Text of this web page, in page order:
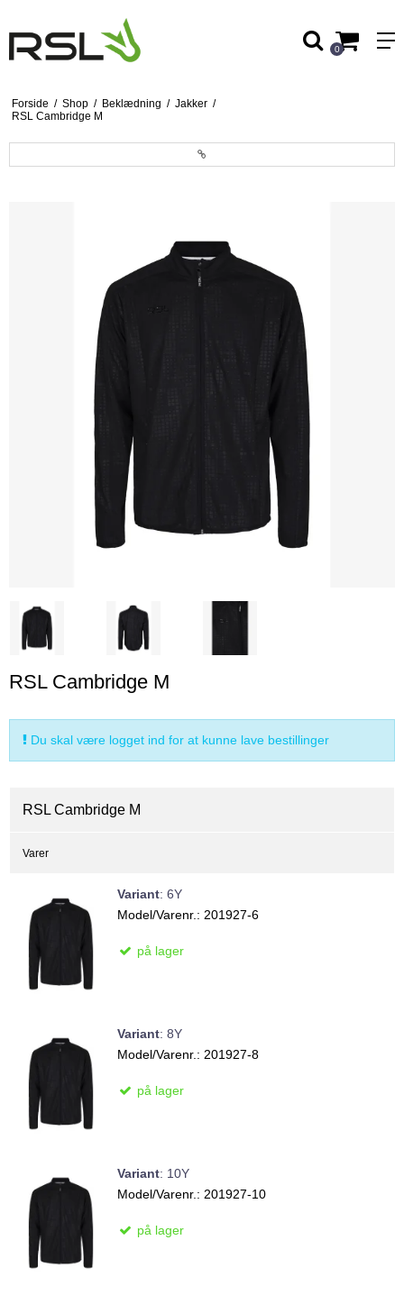
0
Forside / Shop / Beklædning / Jakker /
RSL Cambridge M
RSL Cambridge M
Du skal være logget ind for at kunne lave bestillinger
RSL Cambridge M
Varer
Variant: 6Y
Model/Varenr.: 201927-6
på lager
Variant: 8Y
Model/Varenr.: 201927-8
på lager
Variant: 10Y
Model/Varenr.: 201927-10
på lager